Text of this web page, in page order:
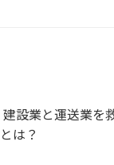
設業と運送業を
は？